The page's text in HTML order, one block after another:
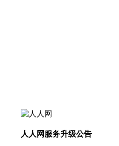
人人网服务升级公告